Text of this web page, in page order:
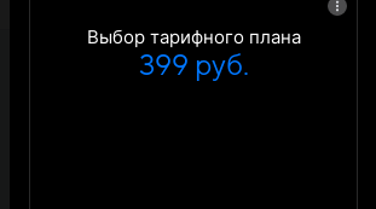
Выбор тарифного плана
399 руб.